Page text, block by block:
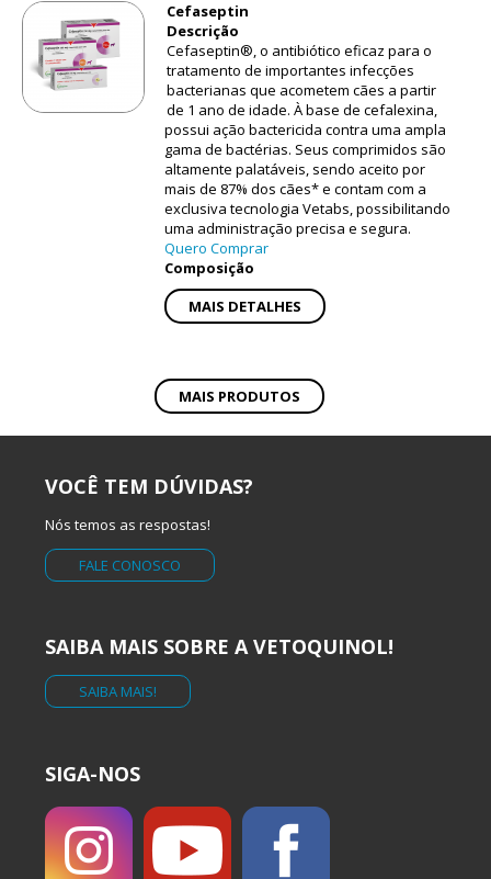
Cefaseptin
Descrição
Cefaseptin®, o antibiótico eficaz para o
tratamento de importantes infecções
bacterianas que acometem cães a partir
de 1 ano de idade. À base de cefalexina,
possui ação bactericida contra uma ampla
gama de bactérias. Seus comprimidos são
altamente palatáveis, sendo aceito por
mais de 87% dos cães* e contam com a
exclusiva tecnologia Vetabs, possibilitando
uma administração precisa e segura.
Quero Comprar
Composição
MAIS DETALHES
MAIS PRODUTOS
VOCÊ TEM DÚVIDAS?
Nós temos as respostas!
FALE CONOSCO
SAIBA MAIS SOBRE A VETOQUINOL!
SAIBA MAIS!
SIGA-NOS